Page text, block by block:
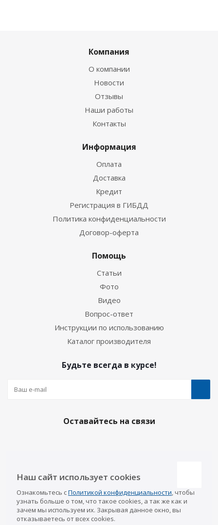
Компания
О компании
Новости
Отзывы
Наши работы
Контакты
Информация
Оплата
Доставка
Кредит
Регистрация в ГИБДД
Политика конфиденциальности
Договор-оферта
Помощь
Статьи
Фото
Видео
Вопрос-ответ
Инструкции по использованию
Каталог производителя
Будьте всегда в курсе!
Оставайтесь на связи
Казань
8 (843) 207-03-08
Уфа
8 (347) 258-84-87
info@a-pricep.ru
Наш сайт использует cookies
Ознакомьтесь сПолитикой конфиденциальности, чтобы
узнать больше о том, что такое cookies, а так же как и
зачем мы используем их. Закрывая данное окно, вы
отказываетесь от всех cookies.